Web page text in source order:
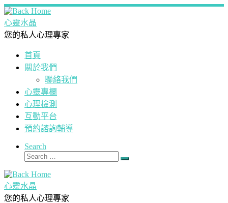
Skip
to
content
心靈水晶
您的私人心理專家
首頁
關於我們
聯絡我們
心靈專欄
心理檢測
互動平台
預約諮詢輔導
Search
Search
Search
心靈水晶
您的私人心理專家